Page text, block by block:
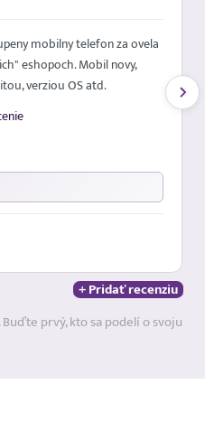
mobilny telefon za ovela
eshopoch. Mobil novy,
verziou OS atd.
+ Pridať recenziu
prvý, kto sa podelí o svoju